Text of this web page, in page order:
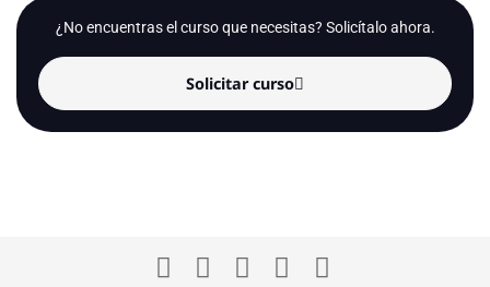
¿No encuentras el curso que necesitas? Solicítalo ahora.
Solicitar curso